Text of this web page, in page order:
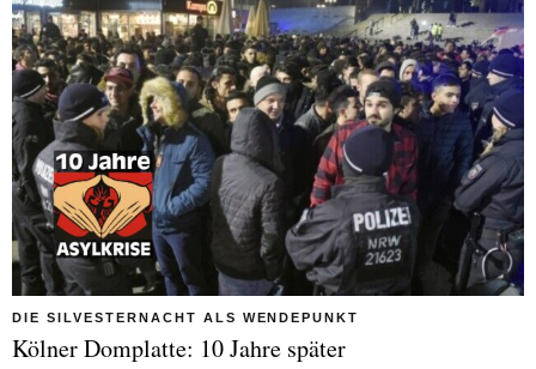
DIE SILVESTERNACHT ALS WENDEPUNKT
Kölner Domplatte: 10 Jahre später